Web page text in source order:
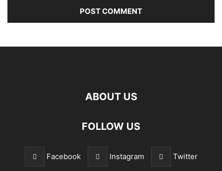
ABOUT US
FOLLOW US
Facebook Instagram Twitter